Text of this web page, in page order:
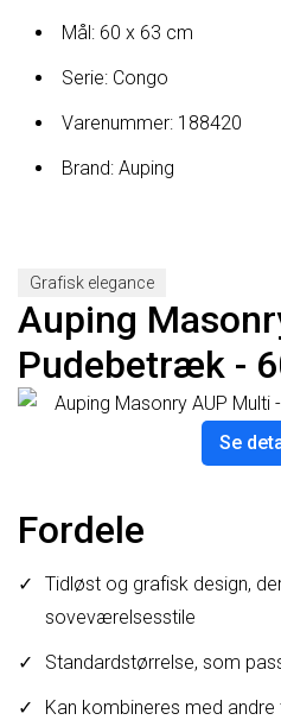
Mål: 60 x 63 cm
Serie: Congo
Varenummer: 188420
Brand: Auping
Grafisk elegance
Auping
Pudebetræk -
Fordele
Tidløst og grafisk design,
soveværelsesstile
Standardstørrelse, som
Kan kombineres med
Se